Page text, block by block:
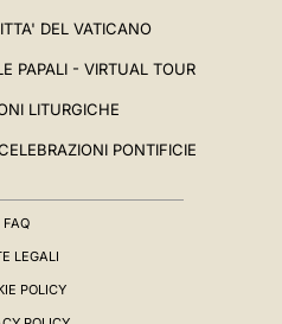
DEL VATICANO
PAPALI - VIRTUAL TOUR
LITURGICHE
PONTIFICIE
FAQ
LEGALI
POLICY